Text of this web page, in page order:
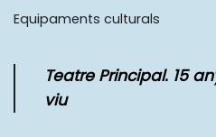
Equipaments culturals
Teatre Principal. 15
viu